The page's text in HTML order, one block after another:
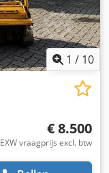
1 / 10
€ 8.500
EXW vraagprijs excl. btw